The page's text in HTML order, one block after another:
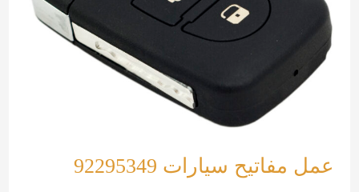
عمل مفاتيح سيارات 92295349